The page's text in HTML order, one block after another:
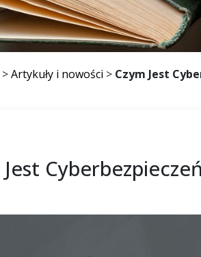
>Artykuły i nowości > Czym Jest
Jest